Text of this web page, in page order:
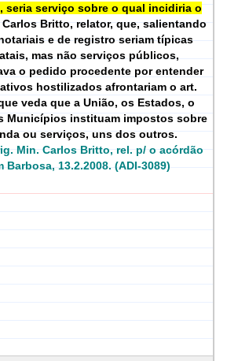
seria serviço sobre o qual incidiria o
Britto, relator, que, salientando
e de registro seriam típicas
mas não serviços públicos,
o pedido procedente por entender
hostilizados afrontariam o art.
veda que a União, os Estados, o
Municípios instituam impostos sobre
ou serviços, uns dos outros.
Min. Carlos Britto, rel. p/ o acórdão
Barbosa, 13.2.2008. (ADI-3089)